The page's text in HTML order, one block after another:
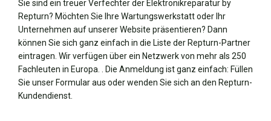
Sie sind ein treuer Verfechter der Elektronikreparatur by
Repturn? Möchten Sie Ihre Wartungswerkstatt oder Ihr
Unternehmen auf unserer Website präsentieren? Dann
können Sie sich ganz einfach in die Liste der Repturn-Partner
eintragen. Wir verfügen über ein Netzwerk von mehr als 250
Fachleuten in Europa
. Die Anmeldung ist ganz einfach: Füllen
Sie unser Formular aus oder wenden Sie sich an den Repturn-
Kundendienst.